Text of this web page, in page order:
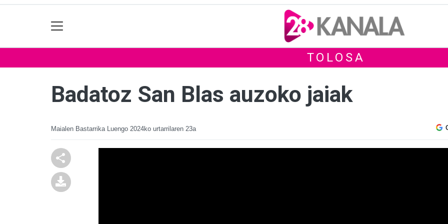
TOLOSA
Badatoz San Blas auzoko jaiak
Maialen Bastarrika Luengo 2024ko urtarrilaren 23a